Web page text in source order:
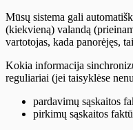
Mūsų sistema gali
(kiekvieną) valandą
vartotojas, kada panorėjęs,
Kokia informacija
reguliariai (jei taisyklėse
pardavimų sąskaitos
pirkimų sąskaitos